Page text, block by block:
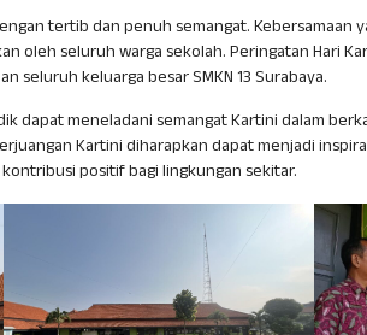
tertib dan penuh semangat. Kebersamaan
oleh seluruh warga sekolah. Peringatan Hari
seluruh keluarga besar SMKN 13 Surabaya.
dapat meneladani semangat Kartini dalam
Kartini diharapkan dapat menjadi
positif bagi lingkungan sekitar.